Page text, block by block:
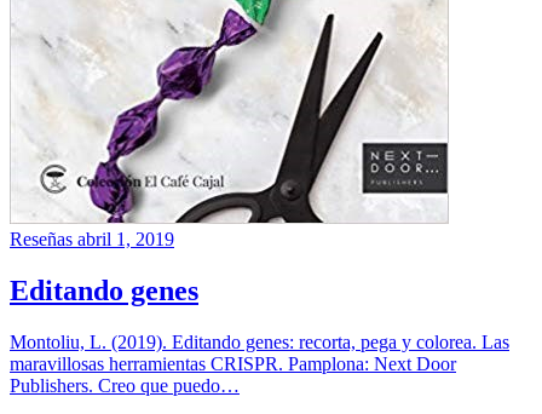
Reseñas abril 1, 2019
Editando genes
Montoliu, L. (2019). Editando genes: recorta, pega y colorea. Las
maravillosas herramientas CRISPR. Pamplona: Next Door
Publishers. Creo que puedo…